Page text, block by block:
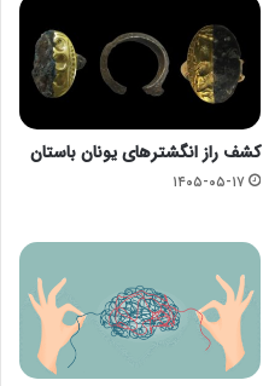
کشف راز انگشترهای یونان باستان
۱۴۰۵-۰۵-۱۷